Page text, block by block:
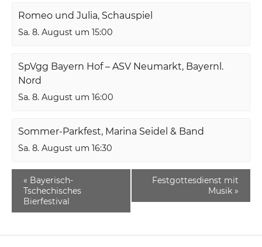
Romeo und Julia, Schauspiel
Sa. 8. August um 15:00
SpVgg Bayern Hof – ASV Neumarkt, Bayernl.
Nord
Sa. 8. August um 16:00
Sommer-Parkfest, Marina Seidel & Band
Sa. 8. August um 16:30
« Bayerisch-
Tschechisches
Bierfestival
Festgottesdienst mit
Musik »